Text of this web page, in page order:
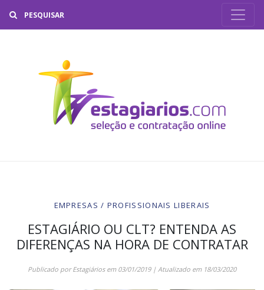
EMPRESAS / PROFISSIONAIS LIBERAIS
ESTAGIÁRIO OU CLT? ENTENDA AS
DIFERENÇAS NA HORA DE CONTRATAR
Publicado porEstagiáriosem 03/01/2019| Atualizado em 18/03/2020